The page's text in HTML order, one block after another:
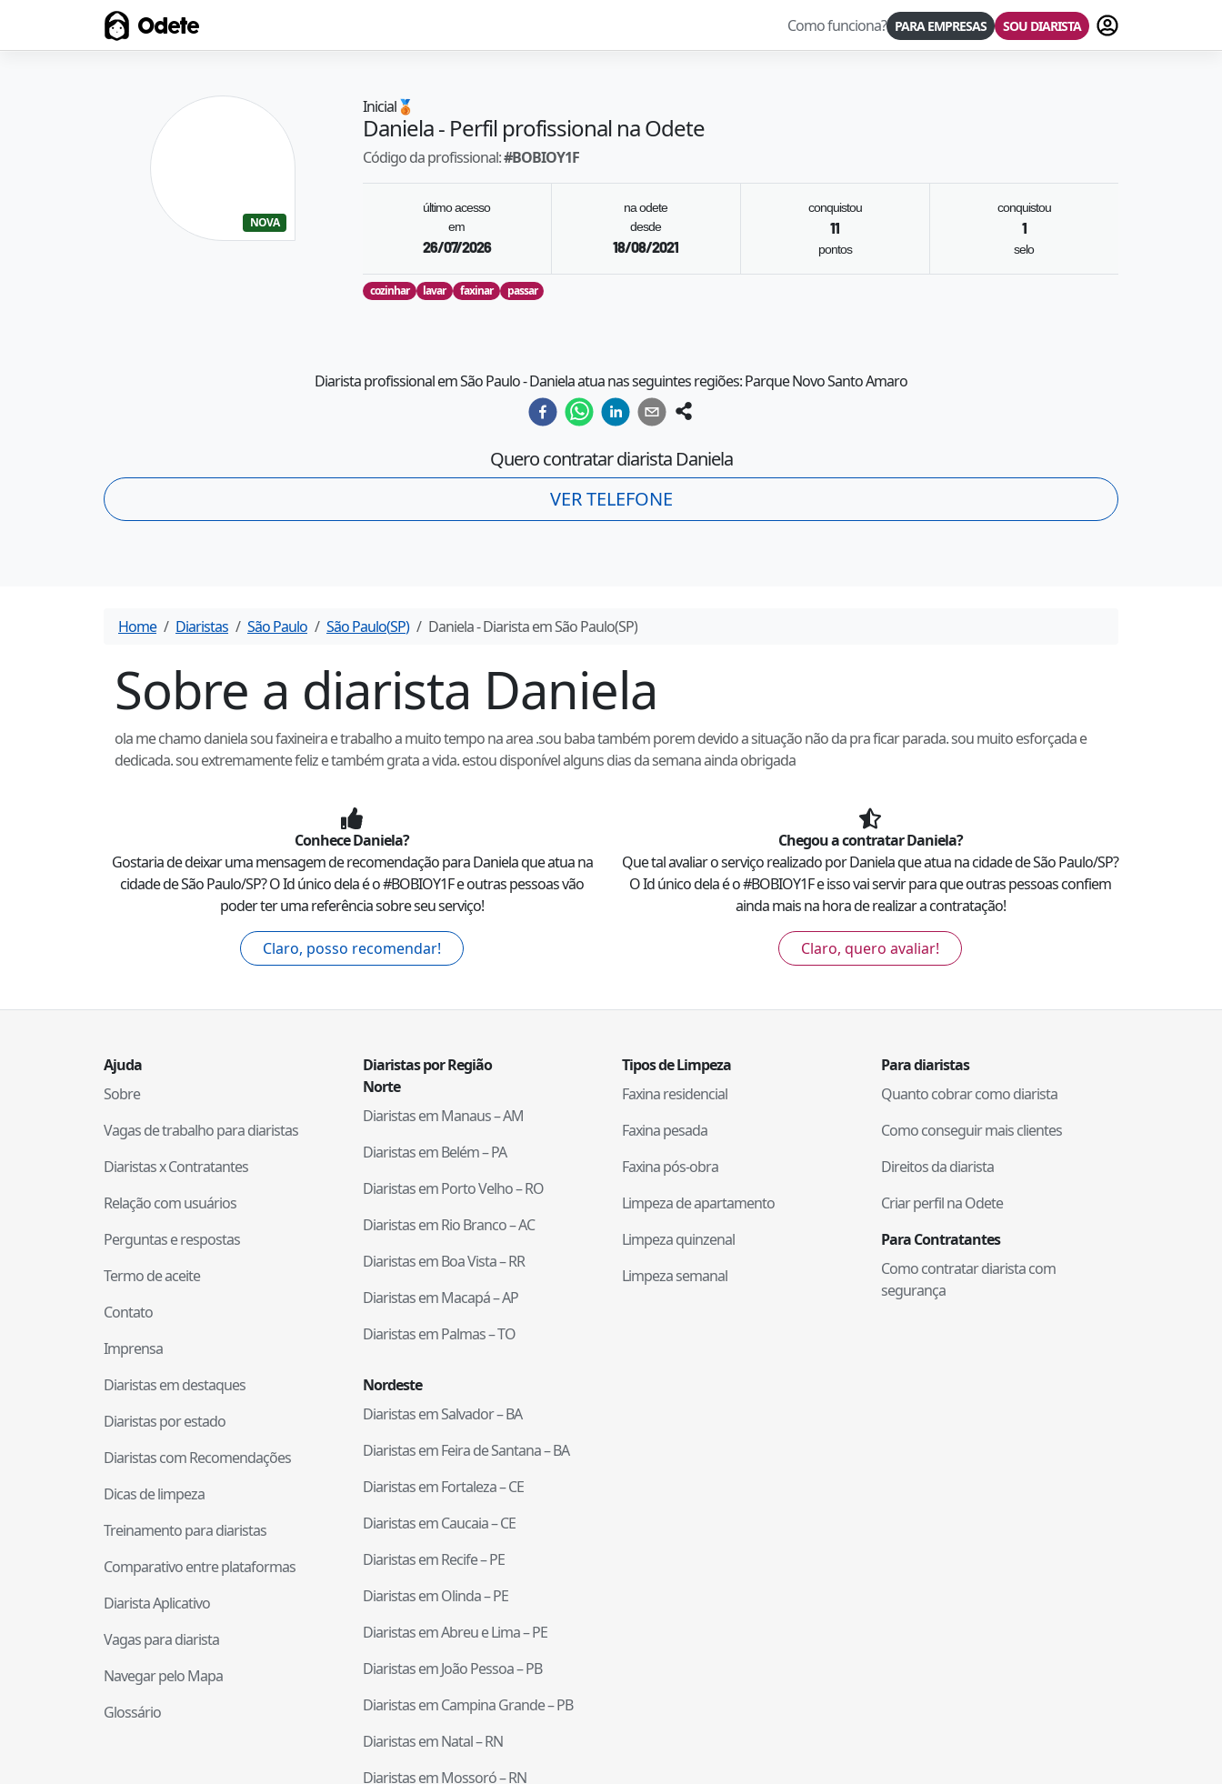
Odete Como funciona? PARA EMPRESAS SOU DIARISTA Fazer login
NOVA
Inicial🥉
Daniela- Perfil profissional na Odete
Código da profissional:#BOBIOY1F
último acesso
em
26/07/2026
na odete
desde
18/08/2021
conquistou
11
pontos
conquistou
1
selo
cozinhar lavar faxinar passar
Diarista profissional em São Paulo - Daniela atua nas seguintes regiões: Parque Novo Santo Amaro
Quero contratar diarista Daniela
VER TELEFONE
Home Diaristas São Paulo São Paulo(SP) Daniela- Diarista emSão Paulo(SP)
Sobre a diarista Daniela
ola me chamo daniela sou faxineira e trabalho a muito tempo na area .sou baba também porem devido a situação não da pra ficar parada. sou muito esforçada e
dedicada. sou extremamente feliz e também grata a vida. estou disponível alguns dias da semana ainda obrigada
ConheceDaniela?
Gostaria de deixar uma mensagem de recomendação paraDanielaque atua na
cidade deSão Paulo/SP? O Id único dela é o #BOBIOY1Fe outras pessoas vão
poder ter uma referência sobre seu serviço!
Claro, posso recomendar!
Chegou a contratarDaniela?
Que tal avaliar o serviço realizado porDanielaque atua na cidade deSão Paulo/SP?
O Id único dela é o #BOBIOY1Fe isso vai servir para que outras pessoas confiem
ainda mais na hora de realizar a contratação!
Claro, quero avaliar!
Ajuda
Sobre
Vagas de trabalho para diaristas
Diaristas x Contratantes
Relação com usuários
Perguntas e respostas
Termo de aceite
Contato
Imprensa
Diaristas em destaques
Diaristas por estado
Diaristas com Recomendações
Dicas de limpeza
Treinamento para diaristas
Comparativo entre plataformas
Diarista Aplicativo
Vagas para diarista
Navegar pelo Mapa
Glossário
Diaristas por Região
Norte
Diaristas emManaus–AM
Diaristas emBelém–PA
Diaristas emPorto Velho–RO
Diaristas emRio Branco–AC
Diaristas emBoa Vista–RR
Diaristas emMacapá–AP
Diaristas emPalmas–TO
Nordeste
Diaristas emSalvador–BA
Diaristas emFeira de Santana–BA
Diaristas emFortaleza–CE
Diaristas emCaucaia–CE
Diaristas emRecife–PE
Diaristas emOlinda–PE
Diaristas emAbreu e Lima–PE
Diaristas emJoão Pessoa–PB
Diaristas emCampina Grande–PB
Diaristas emNatal–RN
Diaristas emMossoró–RN
Tipos de Limpeza
Faxina residencial
Faxina pesada
Faxina pós-obra
Limpeza de apartamento
Limpeza quinzenal
Limpeza semanal
Para diaristas
Quanto cobrar como diarista
Como conseguir mais clientes
Direitos da diarista
Criar perfil na Odete
Para Contratantes
Como contratar diarista com
segurança